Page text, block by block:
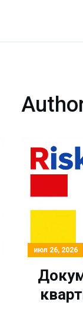
июл 26, 2026